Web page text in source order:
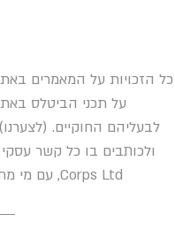
כל הזכויות על המאמרים
על תכני הביטלס
Corps Ltd, עם מי מחברי להקת הביטלס או נציגיהם.